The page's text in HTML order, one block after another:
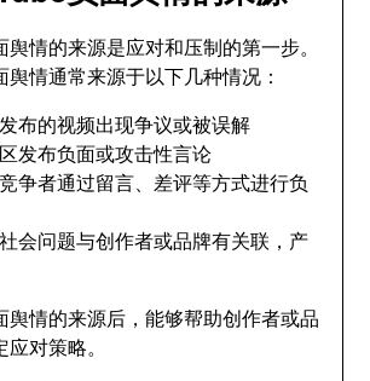
情的来源是应对和压制的第一步。
舆情通常来源于以下几种情况：
布的视频出现争议或被误解
发布负面或攻击性言论
争者通过留言、差评等方式进行负
会问题与创作者或品牌有关联，产
舆情的来源后，能够帮助创作者或品
对策略。